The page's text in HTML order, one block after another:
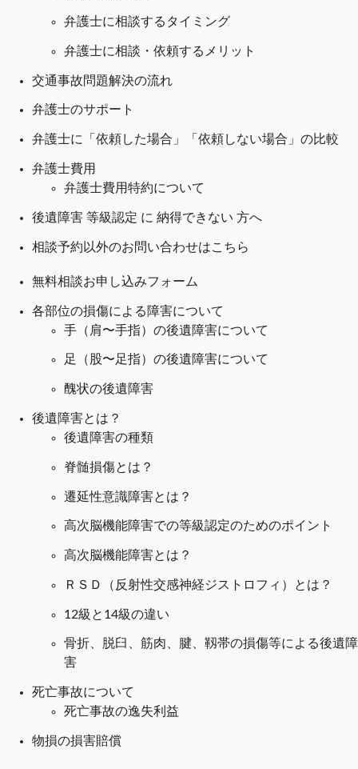
弁護士に相談するタイミング
弁護士に相談・依頼するメリット
交通事故問題解決の流れ
弁護士のサポート
弁護士に「依頼した場合」「依頼しない場合」の比較
弁護士費用
弁護士費用特約について
後遺障害 等級認定 に 納得できない 方へ
相談予約以外のお問い合わせはこちら
無料相談お申し込みフォーム
各部位の損傷による障害について
手（肩〜手指）の後遺障害について
足（股〜足指）の後遺障害について
醜状の後遺障害
後遺障害とは？
後遺障害の種類
脊髄損傷とは？
遷延性意識障害とは？
高次脳機能障害での等級認定のためのポイント
高次脳機能障害とは？
ＲＳＤ（反射性交感神経ジストロフィ）とは？
12級と14級の違い
骨折、脱臼、筋肉、腱、靱帯の損傷等による後遺障
害
死亡事故について
死亡事故の逸失利益
物損の損害賠償